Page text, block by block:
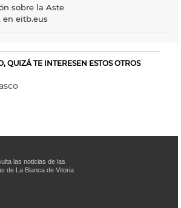
sobre la Aste
en eitb.eus
QUIZÁ TE INTERESEN ESTOS OTROS
las noticias de las
de La Blanca de Vitoria